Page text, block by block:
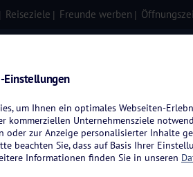
Reiseziele Freunde werben
Einstellungen
um Ihnen ein optimales Webseiten-
kommerziellen Unternehmensziele
oder zur Anzeige personalisierter Inhalte
beachten Sie, dass auf Basis Ihrer
Informationen finden Sie in unseren